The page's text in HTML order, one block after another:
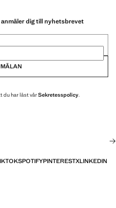
dig till nyhetsbrevet
du har läst vårSekretesspolicy.
SPOTIFYPINTERESTXLINKEDIN